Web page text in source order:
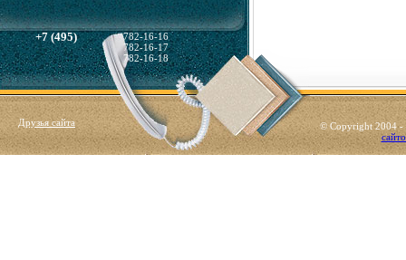
+7 (495)
782-16-16
782-16-17
782-16-18
Друзья сайта
© Copyright 2004 -